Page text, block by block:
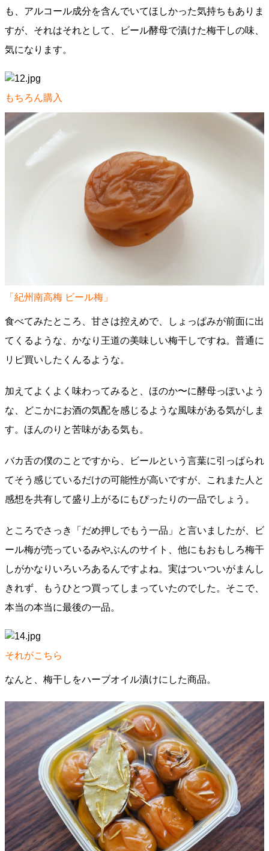
も、アルコール成分を含んでいてほしかった気持ちもありま
すが、それはそれとして、ビール酵母で漬けた梅干しの味、
気になります。
もちろん購入
「紀州南高梅 ビール梅」
食べてみたところ、甘さは控えめで、しょっぱみが前面に出
てくるような、かなり王道の美味しい梅干しですね。普通に
リピ買いしたくんるような。
加えてよくよく味わってみると、ほのか〜に酵母っぽいよう
な、どこかにお酒の気配を感じるような風味がある気がしま
す。ほんのりと苦味がある気も。
バカ舌の僕のことですから、ビールという言葉に引っぱられ
てそう感じているだけの可能性が高いですが、これまた人と
感想を共有して盛り上がるにもぴったりの一品でしょう。
ところでさっき「だめ押しでもう一品」と言いましたが、ビ
ール梅が売っているみやぶんのサイト、他にもおもしろ梅干
しがかなりいろいろあるんですよね。実はついついがまんし
きれず、もうひとつ買ってしまっていたのでした。そこで、
本当の本当に最後の一品。
それがこちら
なんと、梅干しをハーブオイル漬けにした商品。